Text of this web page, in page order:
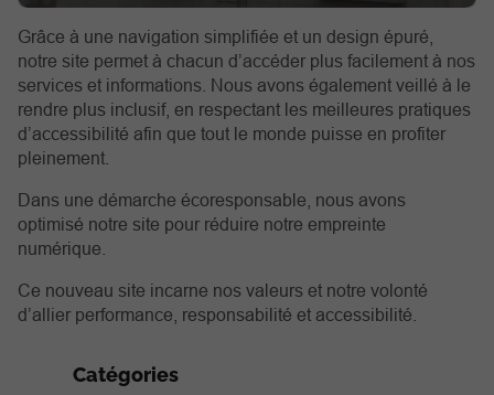
Catégories
Grâce à une navigation simplifiée et un design épuré,
notre site permet à chacun d’accéder plus facilement à nos
services et informations. Nous avons également veillé à le
rendre plus inclusif, en respectant les meilleures pratiques
d’accessibilité afin que tout le monde puisse en profiter
pleinement.
Dans une démarche écoresponsable, nous avons
optimisé notre site pour réduire notre empreinte
numérique.
Ce nouveau site incarne nos valeurs et notre volonté
d’allier performance, responsabilité et accessibilité.